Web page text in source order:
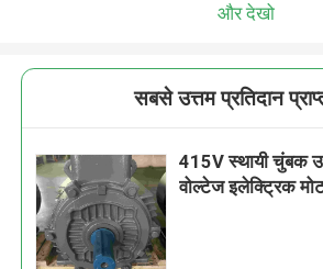
और देखो
सबसे उत्तम प्रतिदान
415V स्थायी चुंबक
वोल्टेज इलेक्ट्रिक